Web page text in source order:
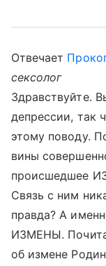
Отвечает
сексолог
Здравствуйте.
депрессии, так
этому поводу.
вины
происшедшее
Связь с ним
правда? А
ИЗМЕНЫ.
об измене